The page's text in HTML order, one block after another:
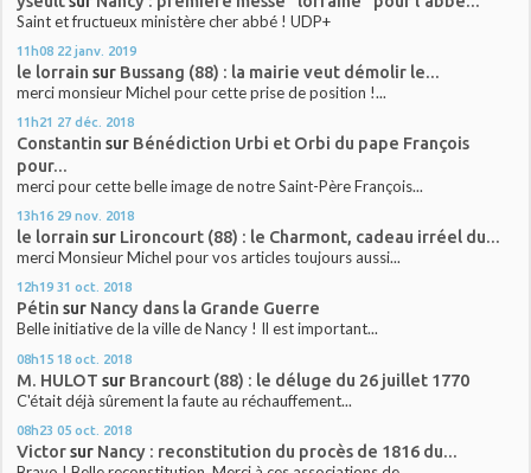
Saint et fructueux ministère cher abbé ! UDP+
11h08 22 janv. 2019
le lorrain sur Bussang (88) : la mairie veut démolir le...
merci monsieur Michel pour cette prise de position !...
11h21 27 déc. 2018
Constantin sur Bénédiction Urbi et Orbi du pape François
pour...
merci pour cette belle image de notre Saint-Père François...
13h16 29 nov. 2018
le lorrain sur Lironcourt (88) : le Charmont, cadeau irréel du...
merci Monsieur Michel pour vos articles toujours aussi...
12h19 31 oct. 2018
Pétin sur Nancy dans la Grande Guerre
Belle initiative de la ville de Nancy ! Il est important...
08h15 18 oct. 2018
M. HULOT sur Brancourt (88) : le déluge du 26 juillet 1770
C'était déjà sûrement la faute au réchauffement...
08h23 05 oct. 2018
Victorsur Nancy : reconstitution du procès de 1816 du...